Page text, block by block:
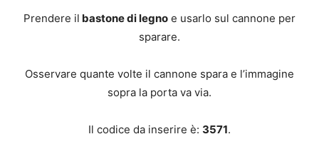
Prendere il bastone di legno e usarlo sul cannone per
sparare.
Osservare quante volte il cannone spara e l’immagine
sopra la porta va via.
Il codice da inserire è: 3571.